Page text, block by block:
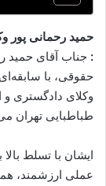
حمید رحمانی پور
: جناب آقای حمید
حقوقی، با
وکلای دادگستری و
طباطبایی تهران
ایشان با تسلط
عملی ارزشمند،